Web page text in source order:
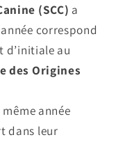
(SCC) a
correspond
d’initiale au
des Origines
année
dans leur